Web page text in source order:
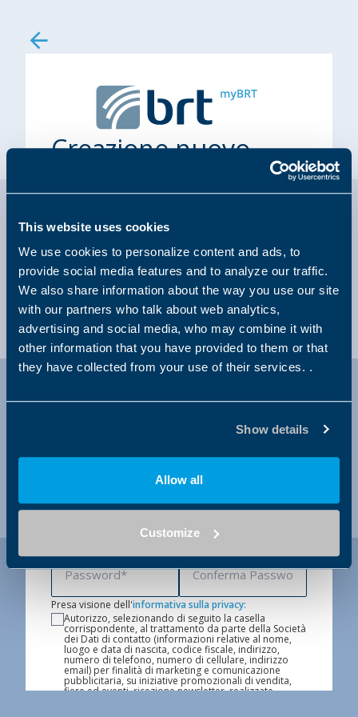
This website uses cookies
We use cookies to personalize content and ads, to
provide social media features and to analyze our traffic.
We also share information about the way you use our site
with our partners who talk about web analytics,
advertising and social media, who may combine it with
other information that you have provided to them or that
they have collected from your use of their services. .
Show details
Allow all
Customize
Creazione nuovo
account
Presa visione dell'informativa sulla privacy:
Autorizzo, selezionando di seguito la casella
corrispondente, al trattamento da parte della Società
dei Dati di contatto (informazioni relative al nome,
luogo e data di nascita, codice fiscale, indirizzo,
numero di telefono, numero di cellulare, indirizzo
email) per finalità di marketing e comunicazione
pubblicitaria, su iniziative promozionali di vendita,
fiere ed eventi, ricezione newsletter, realizzate